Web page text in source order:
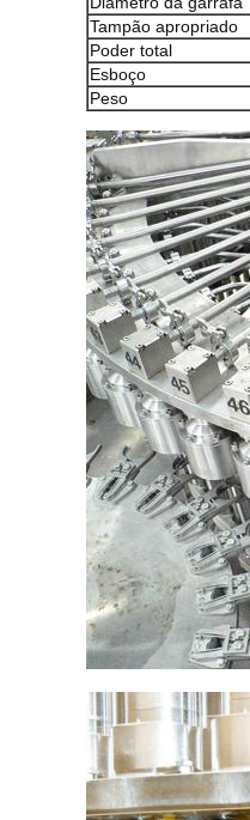
Tampão apropriado
Poder total
Esboço
Peso